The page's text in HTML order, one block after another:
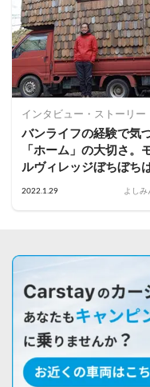
インタビュー・ストーリー
バンライフの経験で気
「ホーム」の大切さ。
ルヴィレッジぼちぼち
も盛り上がる｜赤井成彰
2022.1.29 よしみ